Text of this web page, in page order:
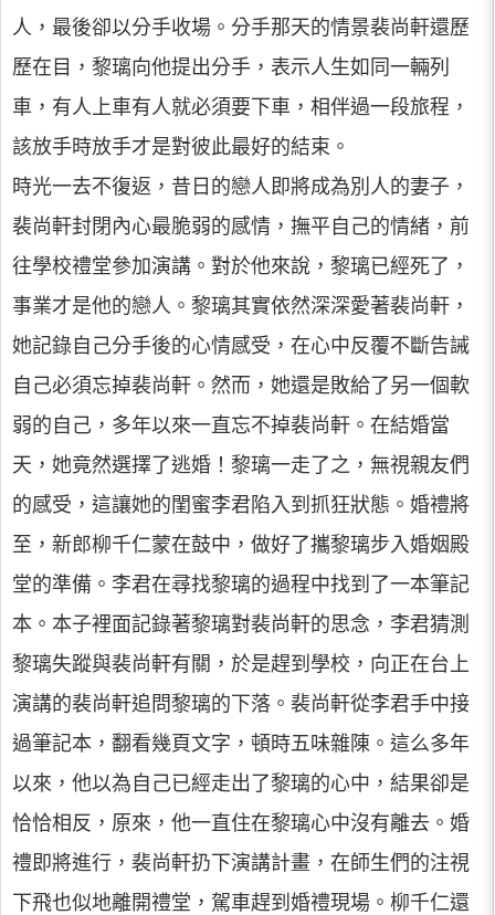
人，最後卻以分手收場。分手那天的情景裴尚軒還歷
歷在目，黎璃向他提出分手，表示人生如同一輛列
車，有人上車有人就必須要下車，相伴過一段旅程，
該放手時放手才是對彼此最好的結束。
時光一去不復返，昔日的戀人即將成為別人的妻子，
裴尚軒封閉內心最脆弱的感情，撫平自己的情緒，前
往學校禮堂參加演講。對於他來說，黎璃已經死了，
事業才是他的戀人。黎璃其實依然深深愛著裴尚軒，
她記錄自己分手後的心情感受，在心中反覆不斷告誡
自己必須忘掉裴尚軒。然而，她還是敗給了另一個軟
弱的自己，多年以來一直忘不掉裴尚軒。在結婚當
天，她竟然選擇了逃婚！黎璃一走了之，無視親友們
的感受，這讓她的閨蜜李君陷入到抓狂狀態。婚禮將
至，新郎柳千仁蒙在鼓中，做好了攜黎璃步入婚姻殿
堂的準備。李君在尋找黎璃的過程中找到了一本筆記
本。本子裡面記錄著黎璃對裴尚軒的思念，李君猜測
黎璃失蹤與裴尚軒有關，於是趕到學校，向正在台上
演講的裴尚軒追問黎璃的下落。裴尚軒從李君手中接
過筆記本，翻看幾頁文字，頓時五味雜陳。這么多年
以來，他以為自己已經走出了黎璃的心中，結果卻是
恰恰相反，原來，他一直住在黎璃心中沒有離去。婚
禮即將進行，裴尚軒扔下演講計畫，在師生們的注視
下飛也似地離開禮堂，駕車趕到婚禮現場。柳千仁還